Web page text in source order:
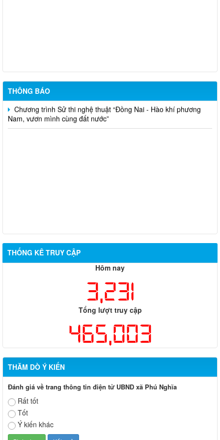
THÔNG BÁO
Thông báo gia hạn thời gian nhận tác phẩm tham dự Cuộc thi
và Triển lãm Mỹ thuật ứng dụng toàn quốc Lần thứ 6
Chương trình Sử thi nghệ thuật “Đồng Nai - Hào khí phương
Nam, vươn mình cùng đất nước”
THỐNG KÊ TRUY CẬP
Hôm nay
3,231
Tổng lượt truy cập
465,003
THĂM DÒ Ý KIẾN
Đánh giá về trang thông tin điện tử UBND xã Phú Nghĩa
Rất tốt
Tốt
Ý kiến khác